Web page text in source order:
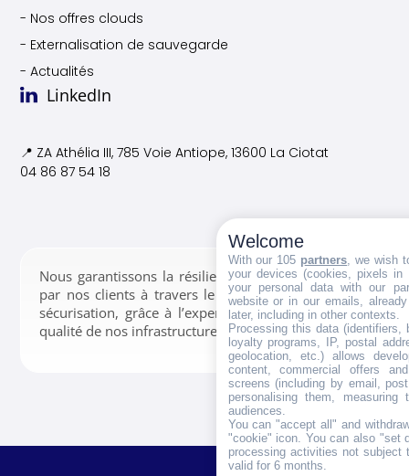
- Nos offres clouds
- Externalisation de sauvegarde
- Actualités
LinkedIn
📍 ZA Athélia III, 785 Voie Antiope, 13600 La Ciotat
04 86 87 54 18
Nous garantissons la résilience des données confiées
par nos clients à travers le stockage, la gestion et la
sécurisation, grâce à l’expertise de nos équipes et la
qualité de nos infrastructures.
Welcome
With our 105 partners , we wish
your devices (cookies, pixels
your personal data with our
website or in our emails,
later, including in other contexts.
Processing this data (identifiers,
loyalty programs, IP, postal
geolocation, etc.) allows
content, commercial offers
screens (including by email,
personalising them, measuring
audiences.
You can "accept all" and
"cookie" icon . You can also "set
processing activities not subject
valid for 6 months.